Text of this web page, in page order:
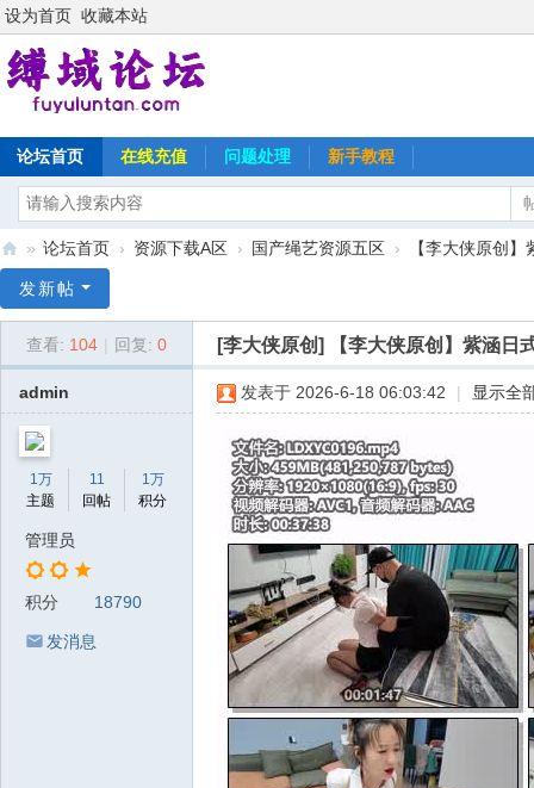
设为首页 收藏本站
论坛首页 在线充值 问题处理 新手教程
域
» 论坛首页 › 资源下载A区 › 国产绳艺资源五区 › 【李大侠原创
发新帖
查看: 104 回复: 0 [李大侠原创] 【李大侠原创】紫涵日
admin
1万
主题
11
回帖
1万
积分
管理员
积分 18790
发消息
发表于 2026-6-18 06:03:42 显示全